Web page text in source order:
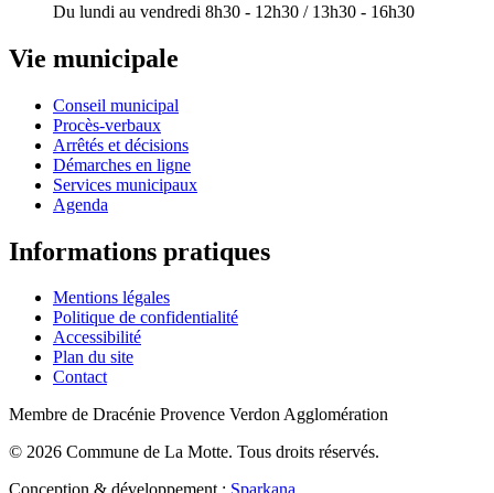
Du lundi au vendredi 8h30 - 12h30 / 13h30 - 16h30
Vie municipale
Conseil municipal
Procès-verbaux
Arrêtés et décisions
Démarches en ligne
Services municipaux
Agenda
Informations pratiques
Mentions légales
Politique de confidentialité
Accessibilité
Plan du site
Contact
Membre de Dracénie Provence Verdon Agglomération
© 2026 Commune de La Motte. Tous droits réservés.